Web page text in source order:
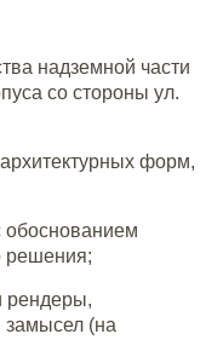
надземной части
со стороны ул.
форм,
обоснованием
решения;
рендеры,
(на